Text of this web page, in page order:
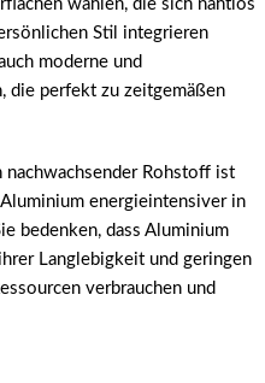
wählen, die sich nahtlos
Stil integrieren
moderne und
die perfekt zu zeitgemäßen
nachwachsender Rohstoff ist
energieintensiver in
bedenken, dass Aluminium
Langlebigkeit und geringen
verbrauchen und